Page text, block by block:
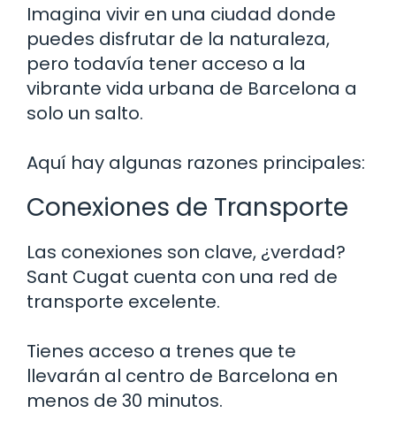
Imagina vivir en una ciudad donde
puedes disfrutar de la naturaleza,
pero todavía tener acceso a la
vibrante vida urbana de Barcelona a
solo un salto.
Aquí hay algunas razones principales:
Conexiones de Transporte
Las conexiones son clave, ¿verdad?
Sant Cugat cuenta con una red de
transporte excelente.
Tienes acceso a trenes que te
llevarán al centro de Barcelona en
menos de 30 minutos.